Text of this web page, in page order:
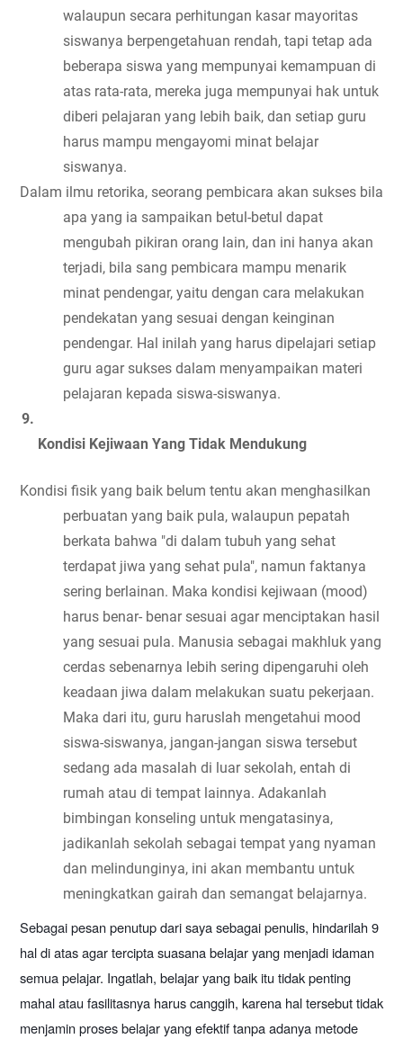
walaupun secara perhitungan kasar mayoritas
siswanya berpengetahuan rendah, tapi tetap ada
beberapa siswa yang mempunyai kemampuan di
atas rata-rata, mereka juga mempunyai hak untuk
diberi pelajaran yang lebih baik, dan setiap guru
harus mampu mengayomi minat belajar
siswanya.
Dalam ilmu retorika, seorang pembicara akan sukses bila
apa yang ia sampaikan betul-betul dapat
mengubah pikiran orang lain, dan ini hanya akan
terjadi, bila sang pembicara mampu menarik
minat pendengar, yaitu dengan cara melakukan
pendekatan yang sesuai dengan keinginan
pendengar. Hal inilah yang harus dipelajari setiap
guru agar sukses dalam menyampaikan materi
pelajaran kepada siswa-siswanya.
Kondisi Kejiwaan Yang Tidak Mendukung
Kondisi fisik yang baik belum tentu akan menghasilkan
perbuatan yang baik pula, walaupun pepatah
berkata bahwa "di dalam tubuh yang sehat
terdapat jiwa yang sehat pula", namun faktanya
sering berlainan. Maka kondisi kejiwaan (mood)
harus benar- benar sesuai agar menciptakan hasil
yang sesuai pula. Manusia sebagai makhluk yang
cerdas sebenarnya lebih sering dipengaruhi oleh
keadaan jiwa dalam melakukan suatu pekerjaan.
Maka dari itu, guru haruslah mengetahui mood
siswa-siswanya, jangan-jangan siswa tersebut
sedang ada masalah di luar sekolah, entah di
rumah atau di tempat lainnya. Adakanlah
bimbingan konseling untuk mengatasinya,
jadikanlah sekolah sebagai tempat yang nyaman
dan melindunginya, ini akan membantu untuk
meningkatkan gairah dan semangat belajarnya.
Sebagai pesan penutup dari saya sebagai penulis, hindarilah 9
hal di atas agar tercipta suasana belajar yang menjadi idaman
semua pelajar. Ingatlah, belajar yang baik itu tidak penting
mahal atau fasilitasnya harus canggih, karena hal tersebut tidak
menjamin proses belajar yang efektif tanpa adanya metode